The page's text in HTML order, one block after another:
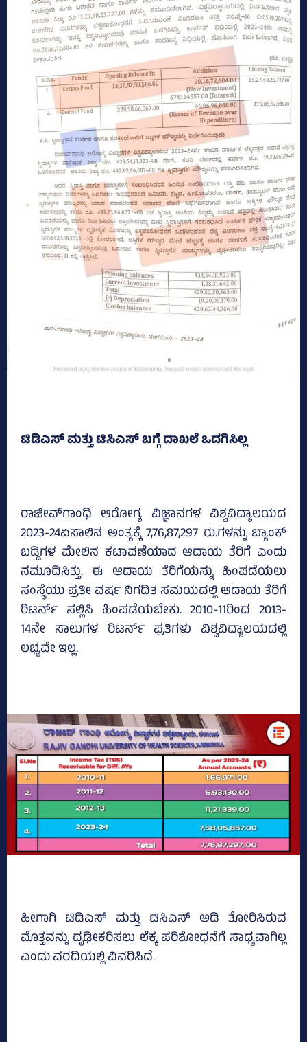
ಟಿಡಿಎಸ್‌ ಮತ್ತು ಟಿಸಿಎಸ್‌ ಬಗ್ಗೆ ದಾಖಲೆ ಒದಗಿಸಿಲ್ಲ
ರಾಜೀವ್‌ಗಾಂಧಿ ಆರೋಗ್ಯ ವಿಜ್ಞಾನಗಳ ವಿಶ್ವವಿದ್ಯಾಲಯದ
2023-24ಏಸಾಲಿನ ಅಂತ್ಯಕ್ಕೆ 7,76,87,297 ರು.ಗಳನ್ನು ಬ್ಯಾಂಕ್‌
ಬಡ್ಡಿಗಳ ಮೇಲಿನ ಕಟಾವಣೆಯಾದ ಆದಾಯ ತೆರಿಗೆ ಎಂದು
ನಮೂದಿಸಿತ್ತು. ಈ ಆದಾಯ ತೆರಿಗೆಯನ್ನು ಹಿಂಪಡೆಯಲು
ಸಂಸ್ಥೆಯು ಪ್ರತೀ ವರ್ಷ ನಿಗದಿತ ಸಮಯದಲ್ಲಿ ಆದಾಯ ತೆರಿಗೆ
ರಿಟರ್ನ್‌ ಸಲ್ಲಿಸಿ ಹಿಂಪಡೆಯಬೇಕು. 2010-11ರಿಂದ 2013-
14ನೇ ಸಾಲುಗಳ ರಿಟರ್ನ್ ಪ್ರತಿಗಳು ವಿಶ್ವವಿದ್ಯಾಲಯದಲ್ಲಿ
ಲಭ್ಯವೇ ಇಲ್ಲ.
ಹೀಗಾಗಿ ಟಿಡಿಎಸ್‌ ಮತ್ತು ಟಿಸಿಎಸ್‌ ಅಡಿ ತೋರಿಸಿರುವ
ಮೊತ್ತವನ್ನು ದೃಢೀಕರಿಸಲು ಲೆಕ್ಕ ಪರಿಶೋಧನೆಗೆ ಸಾಧ್ಯವಾಗಿಲ್ಲ
ಎಂದು ವರದಿಯಲ್ಲಿ ವಿವರಿಸಿದೆ.